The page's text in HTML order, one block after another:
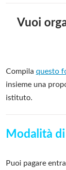
Vuoi
Compila questo
insieme una
istituto.
Modalità
Puoi pagare